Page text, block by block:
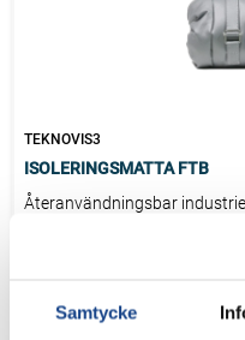
Samtycke
TEKNOVIS3
ISOLERINGSMATTA FTB
Återanvändningsbar
processanläggningar där
FTB isoleringsmatta är en